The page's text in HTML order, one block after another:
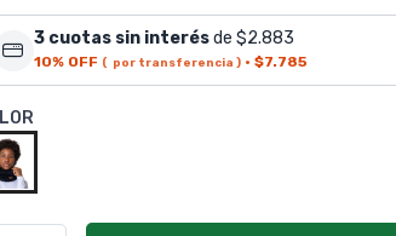
3 cuotas sin interésde $2.883
10% OFF ( por transferencia )· $7.785